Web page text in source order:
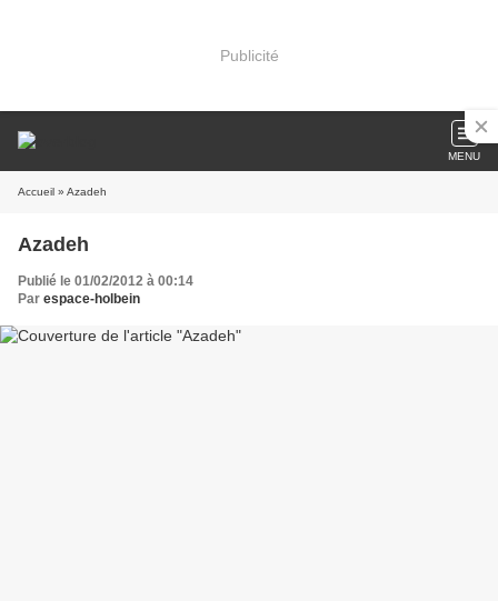
Publicité
MENU
Accueil » Azadeh
Azadeh
Publié le 01/02/2012 à 00:14
Par espace-holbein